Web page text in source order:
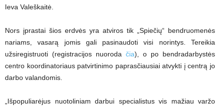
Ieva Valeškaitė.
Nors įprastai šios erdvės yra atviros tik „Spiečių“ bendruomenės
nariams, vasarą jomis gali pasinaudoti visi norintys. Tereikia
užsiregistruoti (registracijos nuoroda čia), o po bendradarbystės
centro koordinatoriaus patvirtinimo paprasčiausiai atvykti į centrą jo
darbo valandomis.
„Išpopuliarėjus nuotoliniam darbui specialistus vis mažiau varžo